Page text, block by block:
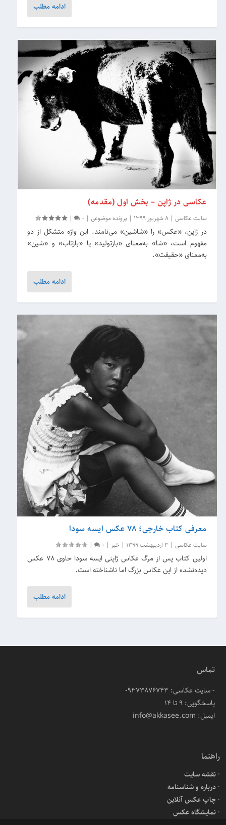
ادامه مطلب
عکاسی در ژاپن – بخش اول (مقدمه)
سایت عکاسی |8 شهریور 1399 | پرونده موضوعی |
0
|
در ژاپن، «عکس» را «شاشین» می‌نامند. این واژه متشکل از دو
مفهوم است، «شا» به‌معنای «بازتولید» یا «بازتاب» و «شین»
به‌معنای «حقیقت».
ادامه مطلب
معرفی کتاب خارجی؛ 78 عکس ایسه سودا
سایت عکاسی | 3 اردیبهشت 1399 | خبر |
0
|
اولین کتاب پس از مرگ عکاس ژاپنی ایسه سودا حاوی 78 عکس
دیده‌نشده از این عکاس بزرگ اما ناشناخته است.
ادامه مطلب
تماس
- سایت عکاسی: 09373876743
پاسخگویی: ۹ تا ۱۴
ایمیل: info@akkasee.com
راهنما
نقشه سایت
درباره و شناسنامه
چاپ عکس آنلاین
نمایشگاه عکس